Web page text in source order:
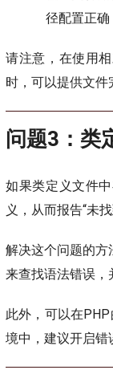
径配置正确
请注意，在使用
时，可以提供文件
问题3：类
如果类定义文件
义，从而报告“未
解决这个问题的方
来查找语法错误，
此外，可以在
境中，建议开启错